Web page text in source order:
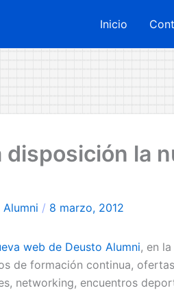
Inicio
disposición la
/ 8 marzo, 2012
web de Deusto Alumni, en
de formación continua,
networking, encuentros